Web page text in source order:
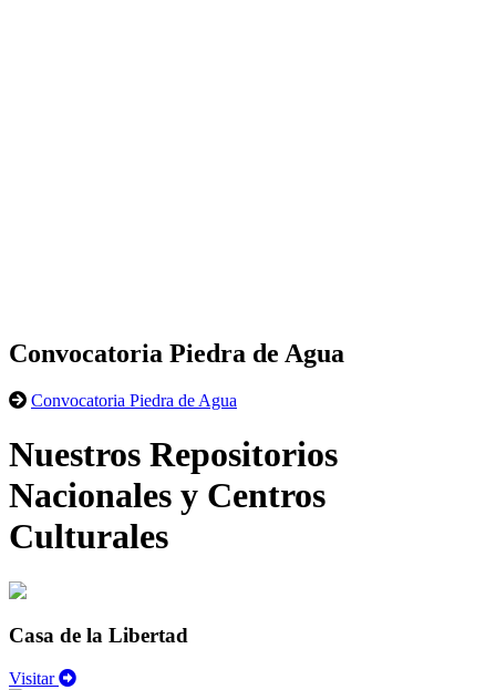
Convocatoria Piedra de Agua
Convocatoria Piedra de Agua
Nuestros Repositorios
Nacionales y Centros
Culturales
Casa de la Libertad
Visitar